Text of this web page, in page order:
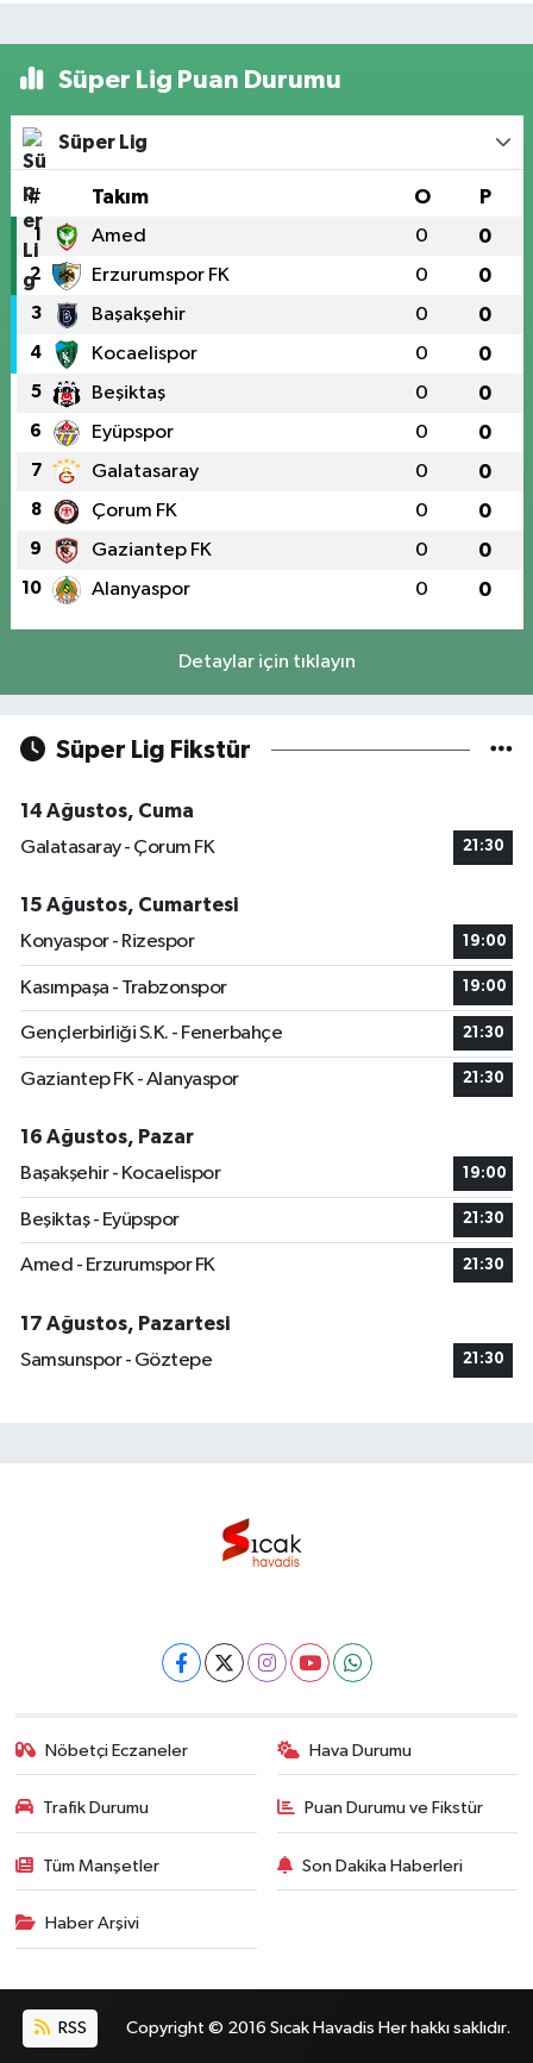
Süper Lig Puan Durumu
Süper Lig
# Takım O P
1 Amed 0 0
2 Erzurumspor FK 0 0
3 Başakşehir 0 0
4 Kocaelispor 0 0
5 Beşiktaş 0 0
6 Eyüpspor 0 0
7 Galatasaray 0 0
8 Çorum FK 0 0
9 Gaziantep FK 0 0
10 Alanyaspor 0 0
Detaylar için tıklayın
Süper Lig Fikstür
14 Ağustos, Cuma
Galatasaray - Çorum FK
21:30
15 Ağustos, Cumartesi
Konyaspor - Rizespor
19:00
Kasımpaşa - Trabzonspor 19:00
Gençlerbirliği S.K. - Fenerbahçe 21:30
Gaziantep FK - Alanyaspor 21:30
16 Ağustos, Pazar
Başakşehir - Kocaelispor
19:00
Beşiktaş - Eyüpspor 21:30
Amed - Erzurumspor FK 21:30
17 Ağustos, Pazartesi
Samsunspor - Göztepe
21:30
Nöbetçi Eczaneler Hava Durumu
Trafik Durumu Puan Durumu ve Fikstür
Tüm Manşetler Son Dakika Haberleri
Haber Arşivi
RSS Copyright © 2016 Sıcak Havadis Her hakkı saklıdır.